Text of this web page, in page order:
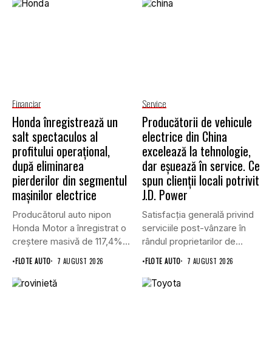
Financiar
Honda înregistrează un
salt spectaculos al
profitului operațional,
după eliminarea
pierderilor din segmentul
mașinilor electrice
Producătorul auto nipon
Honda Motor a înregistrat o
creștere masivă de 117,4%...
•FLOTE AUTO 7 AUGUST 2026
Service
Producătorii de vehicule
electrice din China
excelează la tehnologie,
dar eșuează în service. Ce
spun clienții locali potrivit
J.D. Power
Satisfacția generală privind
serviciile post-vânzare în
rândul proprietarilor de
vehicule cu energie...
•FLOTE AUTO 7 AUGUST 2026